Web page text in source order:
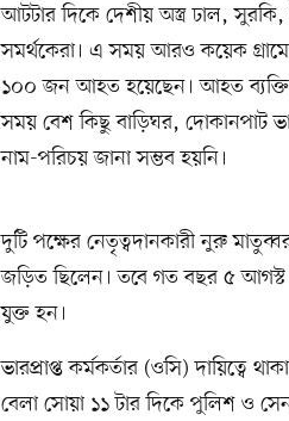
আটটার দিকে দেশীয় অস্ত্র ঢাল,
সমর্থকেরা। এ সময় আরও কয়েক
১০০ জন আহত হয়েছেন। আহত
সময় বেশ কিছু বাড়িঘর, দোকানপাট
নাম-পরিচয় জানা সম্ভব হয়নি।
দুটি পক্ষের নেতৃত্বদানকারী নুরু
জড়িত ছিলেন। তবে গত বছর ৫ আগস্ট
যুক্ত হন।
ভারপ্রাপ্ত কর্মকর্তার (ওসি)
বেলা সোয়া ১১ টার দিকে পুলিশ ও